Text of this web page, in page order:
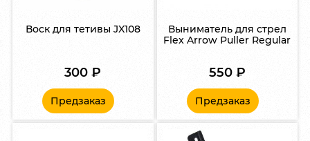
Воск для тетивы JX108
300₽
Предзаказ
Выниматель для стрел
Flex Arrow Puller Regular
550 ₽
Предзаказ